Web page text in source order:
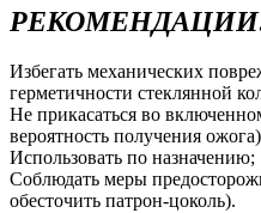
Избегать механических
герметичности стеклянной
Не прикасаться во
вероятность получения
Использовать по назначению;
Соблюдать меры
обесточить патрон-цоколь).